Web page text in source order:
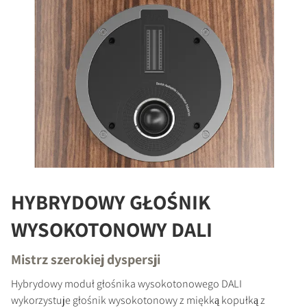
HYBRYDOWY GŁOŚNIK
WYSOKOTONOWY DALI
Mistrz szerokiej dyspersji
Hybrydowy moduł głośnika wysokotonowego DALI
wykorzystuje głośnik wysokotonowy z miękką kopułką z